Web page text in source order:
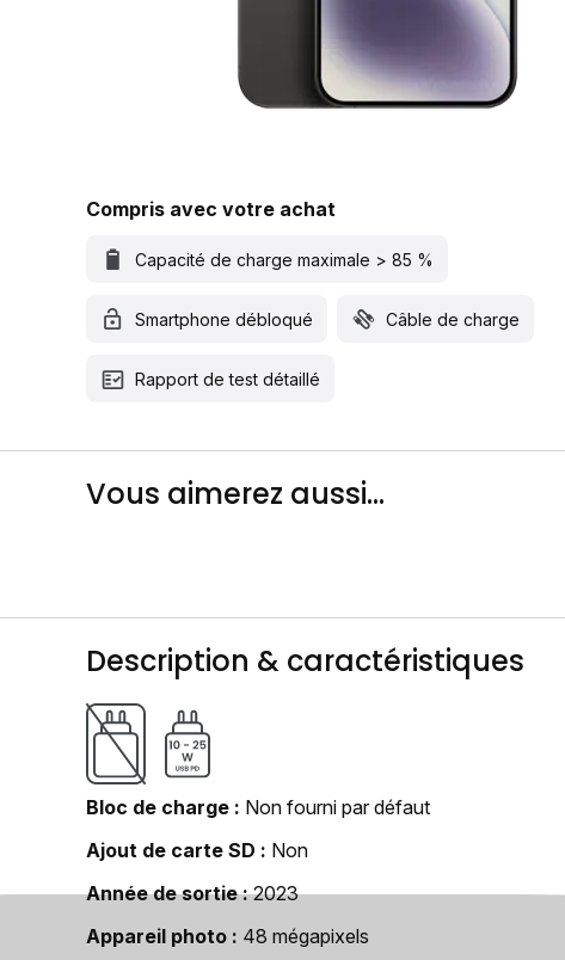
Compris avec votre achat
Capacité de charge maximale > 85 %
Smartphone débloqué Câble de charge
Rapport de test détaillé
Vous aimerez aussi...
Description & caractéristiques
Bloc de charge
Non fourni par défaut
Ajout de carte SD
Non
Année de sortie
2023
Appareil photo
48 mégapixels